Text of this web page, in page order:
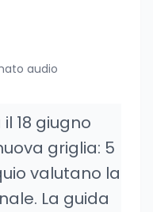
audio
18 giugno
griglia: 5
valutano la
La guida